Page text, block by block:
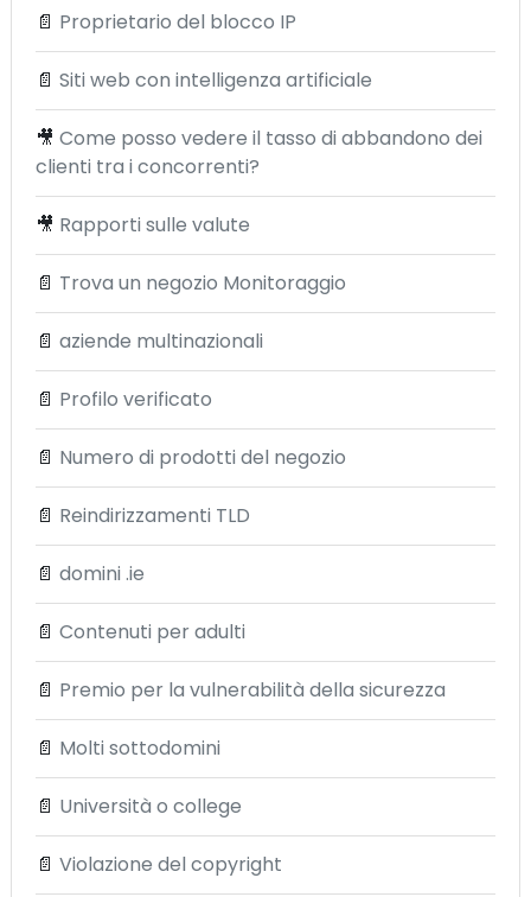
📄 Proprietario del blocco IP
📄 Siti web con intelligenza artificiale
🎥 Come posso vedere il tasso di abbandono dei
clienti tra i concorrenti?
🎥 Rapporti sulle valute
📄 Trova un negozio Monitoraggio
📄 aziende multinazionali
📄 Profilo verificato
📄 Numero di prodotti del negozio
📄 Reindirizzamenti TLD
📄 domini .ie
📄 Contenuti per adulti
📄 Premio per la vulnerabilità della sicurezza
📄 Molti sottodomini
📄 Università o college
📄 Violazione del copyright